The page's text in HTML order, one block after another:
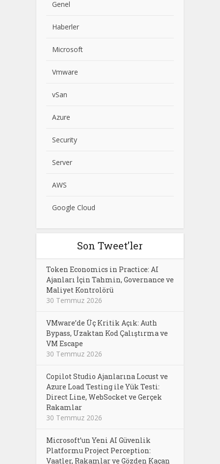
Genel
Haberler
Microsoft
Vmware
vSan
Azure
Security
Server
AWS
Google Cloud
Son Tweet’ler
Token Economics in Practice: AI
Ajanları İçin Tahmin, Governance ve
Maliyet Kontrolörü
30 Temmuz 2026
VMware’de Üç Kritik Açık: Auth
Bypass, Uzaktan Kod Çalıştırma ve
VM Escape
30 Temmuz 2026
Copilot Studio Ajanlarına Locust ve
Azure Load Testing ile Yük Testi:
Direct Line, WebSocket ve Gerçek
Rakamlar
30 Temmuz 2026
Microsoft’un Yeni AI Güvenlik
Platformu Project Perception:
Vaatler, Rakamlar ve Gözden Kaçan